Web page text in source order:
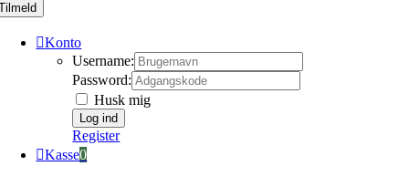
Konto
Username:
Password:
Husk mig
Register
Kasse0